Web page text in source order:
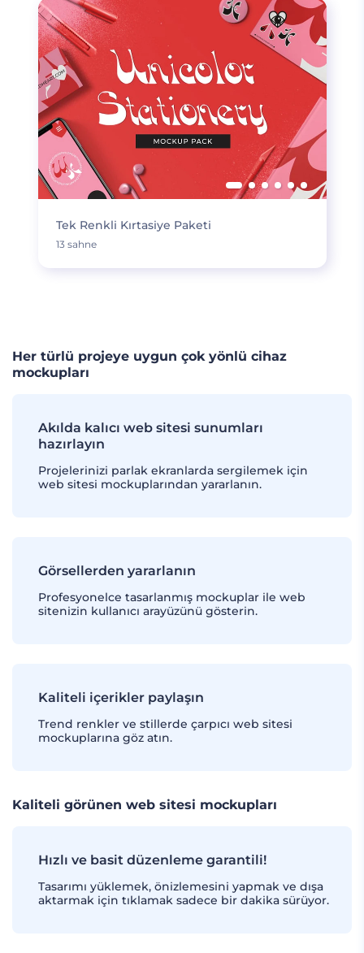
Tek Renkli Kırtasiye Paketi
13 sahne
Her türlü projeye uygun çok yönlü cihaz
mockupları
Akılda kalıcı web sitesi sunumları
hazırlayın
Projelerinizi parlak ekranlarda sergilemek için
web sitesi mockuplarından yararlanın.
Görsellerden yararlanın
Profesyonelce tasarlanmış mockuplar ile web
sitenizin kullanıcı arayüzünü gösterin.
Kaliteli içerikler paylaşın
Trend renkler ve stillerde çarpıcı web sitesi
mockuplarına göz atın.
Kaliteli görünen web sitesi mockupları
Hızlı ve basit düzenleme garantili!
Tasarımı yüklemek, önizlemesini yapmak ve dışa
aktarmak için tıklamak sadece bir dakika sürüyor.